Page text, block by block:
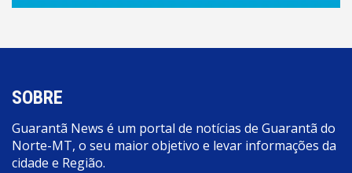
SOBRE
Guarantã News é um portal de notícias de Guarantã do
Norte-MT, o seu maior objetivo e levar informações da
cidade e Região.